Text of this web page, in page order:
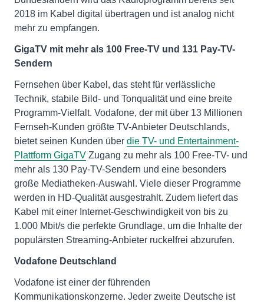
2018 im Kabel digital übertragen und ist analog nicht
mehr zu empfangen.
GigaTV mit mehr als 100 Free-TV und 131 Pay-TV-
Sendern
Fernsehen über Kabel, das steht für verlässliche
Technik, stabile Bild- und Tonqualität und eine breite
Programm-Vielfalt. Vodafone, der mit über 13 Millionen
Fernseh-Kunden größte TV-Anbieter Deutschlands,
bietet seinen Kunden über die TV- und Entertainment-
Plattform GigaTV Zugang zu mehr als 100 Free-TV- und
mehr als 130 Pay-TV-Sendern und eine besonders
große Mediatheken-Auswahl. Viele dieser Programme
werden in HD-Qualität ausgestrahlt. Zudem liefert das
Kabel mit einer Internet-Geschwindigkeit von bis zu
1.000 Mbit/s die perfekte Grundlage, um die Inhalte der
populärsten Streaming-Anbieter ruckelfrei abzurufen.
Vodafone Deutschland
Vodafone ist einer der führenden
Kommunikationskonzerne. Jeder zweite Deutsche ist